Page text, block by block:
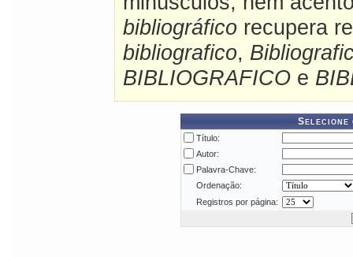
bibliográfico recupera
bibliografico,
BIBLIOGRAFICO e
Selecione
Título:
Autor:
Palavra-Chave:
Ordenação:
Registros por página: